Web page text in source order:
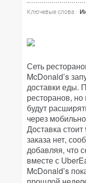
Ключевые слова :
Сеть
McDonald’s
доставки еды.
ресторанов,
будут
через
Доставка
заказа нет,
добавляя, что
вместе с
McDonald’s